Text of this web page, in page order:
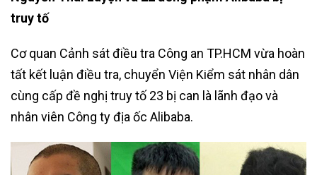
truy tố
Cơ quan Cảnh sát điều tra Công an TP.HCM vừa hoàn
tất kết luận điều tra, chuyển Viện Kiểm sát nhân dân
cùng cấp đề nghị truy tố 23 bị can là lãnh đạo và
nhân viên Công ty địa ốc Alibaba.